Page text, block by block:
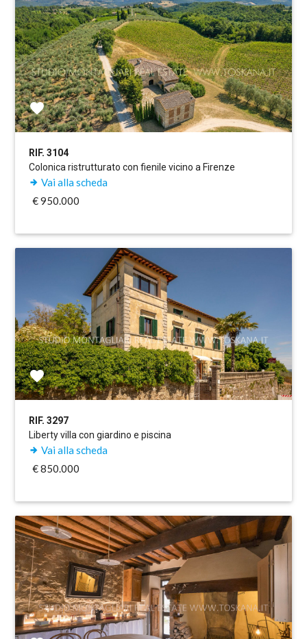
RIF. 3104
Colonica ristrutturato con fienile vicino a Firenze
Vai alla scheda
€ 950.000
RIF. 3297
Liberty villa con giardino e piscina
Vai alla scheda
€ 850.000